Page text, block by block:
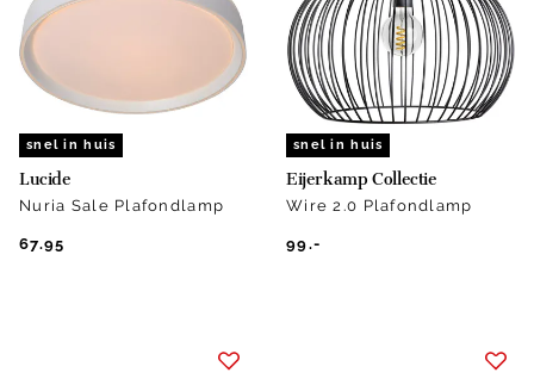
snel in huis
Lucide
Nuria Sale Plafondlamp
67.95
snel in huis
Eijerkamp Collectie
Wire 2.0 Plafondlamp
99.-